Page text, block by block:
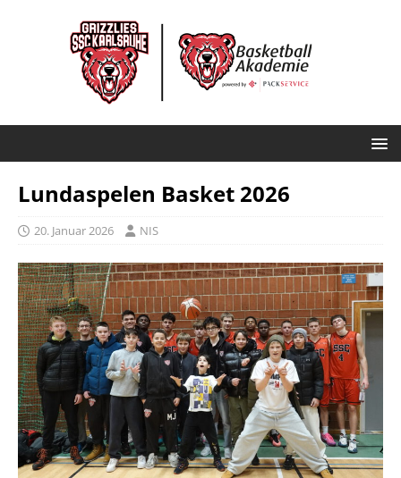
Lundaspelen Basket 2026
20. Januar 2026 NIS